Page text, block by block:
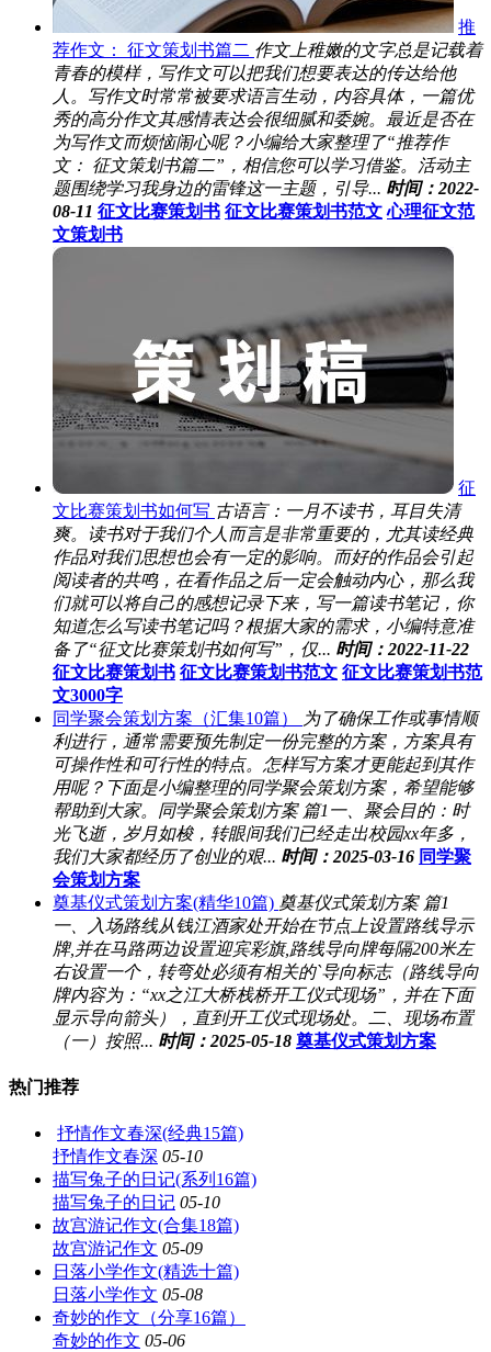
推
荐作文： 征文策划书篇二 作文上稚嫩的文字总是记载着
青春的模样，写作文可以把我们想要表达的传达给他
人。写作文时常常被要求语言生动，内容具体，一篇优
秀的高分作文其感情表达会很细腻和委婉。最近是否在
为写作文而烦恼闹心呢？小编给大家整理了“推荐作
文： 征文策划书篇二”，相信您可以学习借鉴。活动主
题围绕学习我身边的雷锋这一主题，引导... 时间：2022-
08-11 征文比赛策划书 征文比赛策划书范文 心理征文范
文策划书
征
文比赛策划书如何写 古语言：一月不读书，耳目失清
爽。读书对于我们个人而言是非常重要的，尤其读经典
作品对我们思想也会有一定的影响。而好的作品会引起
阅读者的共鸣，在看作品之后一定会触动内心，那么我
们就可以将自己的感想记录下来，写一篇读书笔记，你
知道怎么写读书笔记吗？根据大家的需求，小编特意准
备了“征文比赛策划书如何写”，仅... 时间：2022-11-22
征文比赛策划书 征文比赛策划书范文 征文比赛策划书范
文3000字
同学聚会策划方案（汇集10篇）
为了确保工作或事情顺
利进行，通常需要预先制定一份完整的方案，方案具有
可操作性和可行性的特点。怎样写方案才更能起到其作
用呢？下面是小编整理的同学聚会策划方案，希望能够
帮助到大家。同学聚会策划方案 篇1一、聚会目的：时
光飞逝，岁月如梭，转眼间我们已经走出校园xx年多，
我们大家都经历了创业的艰... 时间：2025-03-16 同学聚
会策划方案
奠基仪式策划方案(精华10篇) 奠基仪式策划方案 篇1
一、入场路线从钱江酒家处开始在节点上设置路线导示
牌,并在马路两边设置迎宾彩旗,路线导向牌每隔200米左
右设置一个，转弯处必须有相关的`导向标志（路线导向
牌内容为：“xx之江大桥栈桥开工仪式现场”，并在下面
显示导向箭头），直到开工仪式现场处。二、现场布置
（一）按照... 时间：2025-05-18 奠基仪式策划方案
热门推荐
抒情作文春深(经典15篇)
抒情作文春深 05-10
描写兔子的日记(系列16篇)
描写兔子的日记 05-10
故宫游记作文(合集18篇)
故宫游记作文 05-09
日落小学作文(精选十篇)
日落小学作文 05-08
奇妙的作文（分享16篇）
奇妙的作文 05-06